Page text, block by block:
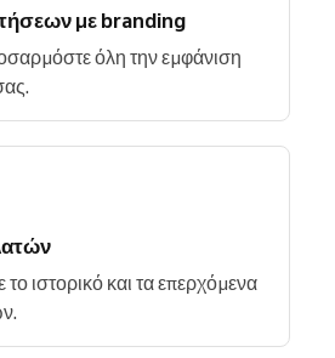
με branding
όλη την εμφάνιση
ιστορικό και τα επερχόμενα